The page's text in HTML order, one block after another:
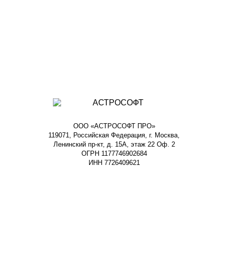
ООО «АСТРОСОФТ ПРО»
119071, Российская Федерация, г. Москва,
Ленинский пр-кт, д. 15А, этаж 22 Оф. 2
ОГРН 1177746902684
ИНН 7726409621